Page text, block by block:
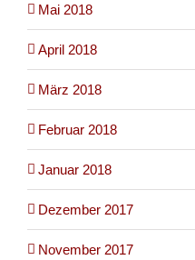
Mai 2018
April 2018
März 2018
Februar 2018
Januar 2018
Dezember 2017
November 2017